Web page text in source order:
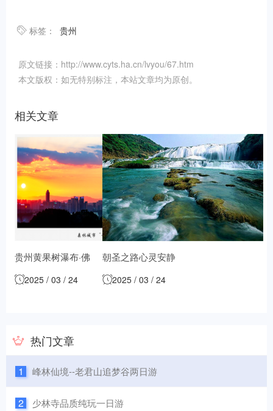
标签： 贵州
原文链接：http://www.cyts.ha.cn/lvyou/67.htm
本文版权：如无特别标注，本站文章均为原创。
相关文章
贵州黄果树瀑布·佛
光上苍岩·梵净六日
2025 / 03 / 24
朝圣之路心灵安静
之处 网红贵州六日
2025 / 03 / 24
热门文章
1 峰林仙境--老君山追梦谷两日游
2 少林寺品质纯玩一日游